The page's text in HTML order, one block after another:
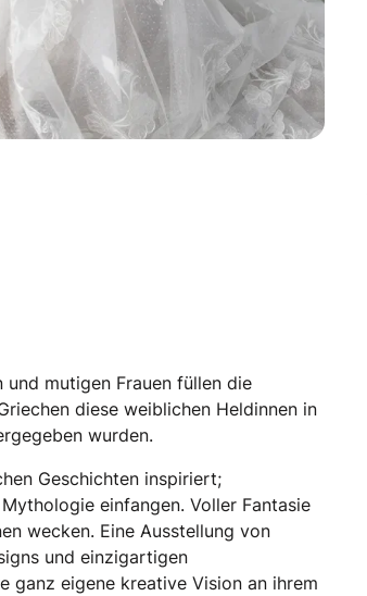
mutigen Frauen füllen die
diese weiblichen Heldinnen in
wurden.
Geschichten inspiriert;
einfangen. Voller Fantasie
wecken. Eine Ausstellung von
und einzigartigen
ganz eigene kreative Vision an ihrem